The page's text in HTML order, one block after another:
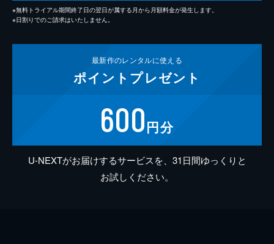
※無料トライアル期間終了日の翌日が属する月から月額料金が発生します。
※日割りでのご請求はいたしません。
最新作のレンタルに使える
ポイント プレゼント
600円分
U-NEXTがお届けするサービスを、31日間ゆっくりと
お試しください。